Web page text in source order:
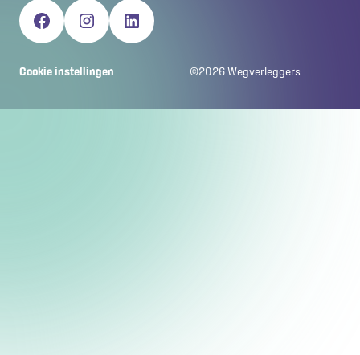
Cookie instellingen ©2026Wegverleggers